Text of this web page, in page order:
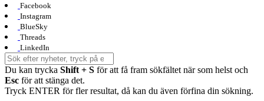
Facebook
Instagram
BlueSky
Threads
LinkedIn
Du kan trycka Shift + S för att få fram sökfältet när som helst och
Esc för att stänga det.
Tryck ENTER för fler resultat, då kan du även förfina din sökning.